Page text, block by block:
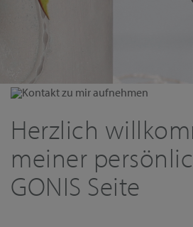
Kontakt zu mir aufnehmen
Herzlich
meiner
GONIS Seite